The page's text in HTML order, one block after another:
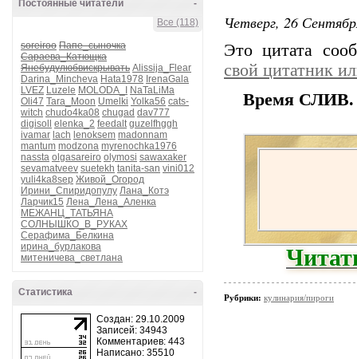
-
Постоянные читатели
Все (118)
soreiroo Папе_сыночка
Сараева_Катющка
Янебудулюбвискрывать Alissija_Flear
Darina_Mincheva Hata1978 IrenaGala
LVEZ Luzele MOLODA_I
NaTaLiMa
Oli47 Tara_Moon Umelki Yolka56 cats-
witch chudo4ka08 chugad dav777
digisoll
elenka_2 feedalt guzelfhggh
ivamar lach lenoksem madonnam
mantum modzona myrenochka1976
nassta olgasareiro olymosi sawaxaker
sevamatveev suetekh tanita-san vini012
yuli4ka8sep Живой_Огород
Ирини_Спиридопулу Лана_Котэ
Ларчик15 Лена_Лена_Аленка
МЕЖАНЦ_ТАТЬЯНА
СОЛНЫШКО_В_РУКАХ
Серафима_Белкина
ирина_бурлакова
митеничева_светлана
-
Статистика
Создан: 29.10.2009
Записей: 34943
Комментариев: 443
Написано: 35510
Четверг, 26
Это цитата
свой цитатник
Время СЛИВ.
Рубрики: кулинария/пироги